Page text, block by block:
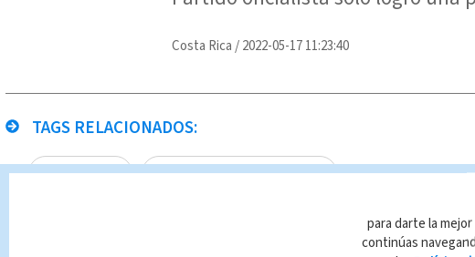
Costa Rica /2022-05-17 11:23:40
TAGS RELACIONADOS:
Pilar Cisneros Presidencias de comisiones
para darte la
continúas